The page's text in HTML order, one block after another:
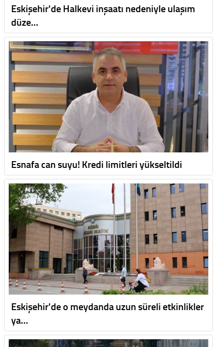
Eskişehir'de Halkevi inşaatı nedeniyle ulaşım
düze…
Esnafa can suyu! Kredi limitleri yükseltildi
Eskişehir'de o meydanda uzun süreli etkinlikler
ya…